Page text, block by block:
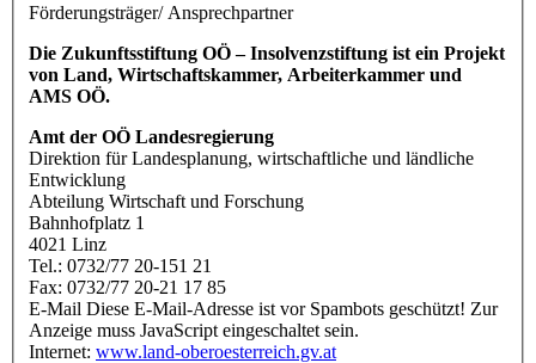
Förderungsträger/ Ansprechpartner
Die Zukunftsstiftung OÖ – Insolvenzstiftung ist ein Projekt
von Land, Wirtschaftskammer, Arbeiterkammer und
AMS OÖ.
Amt der OÖ Landesregierung
Direktion für Landesplanung, wirtschaftliche und ländliche
Entwicklung
Abteilung Wirtschaft und Forschung
Bahnhofplatz 1
4021 Linz
Tel.: 0732/77 20-151 21
Fax: 0732/77 20-21 17 85
E-Mail Diese E-Mail-Adresse ist vor Spambots geschützt! Zur
Anzeige muss JavaScript eingeschaltet sein.
Internet: www.land-oberoesterreich.gv.at